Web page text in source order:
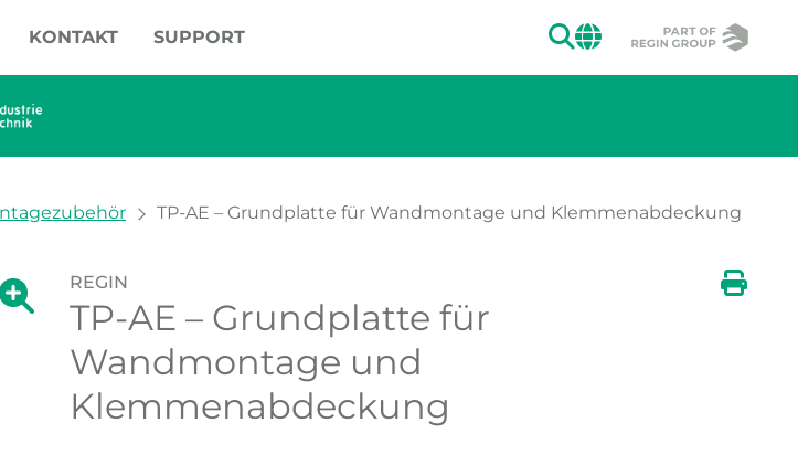
KONTAKT SUPPORT SUCHEN
CHANGE
TP-AE – Grundplatte für Wandmontage und Klemmenabdeckung
Zeige große Version des Bildes.
Zeige große Version des Bildes.
REGIN
TP-AE – Grundplatte für
Wandmontage und
Klemmenabdeckung